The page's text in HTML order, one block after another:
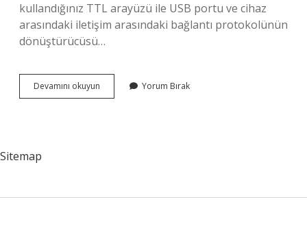
kullandığınız TTL arayüzü ile USB portu ve cihaz
arasındaki iletişim arasındaki bağlantı protokolünün
dönüştürücüsü…
Devamını okuyun
V
Yorum Bırak
Sitemap